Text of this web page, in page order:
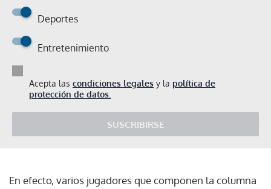
Deportes
Entretenimiento
Acepta las condiciones legales y la política de
protección de datos.
SUSCRIBIRSE
En efecto, varios jugadores que componen la columna